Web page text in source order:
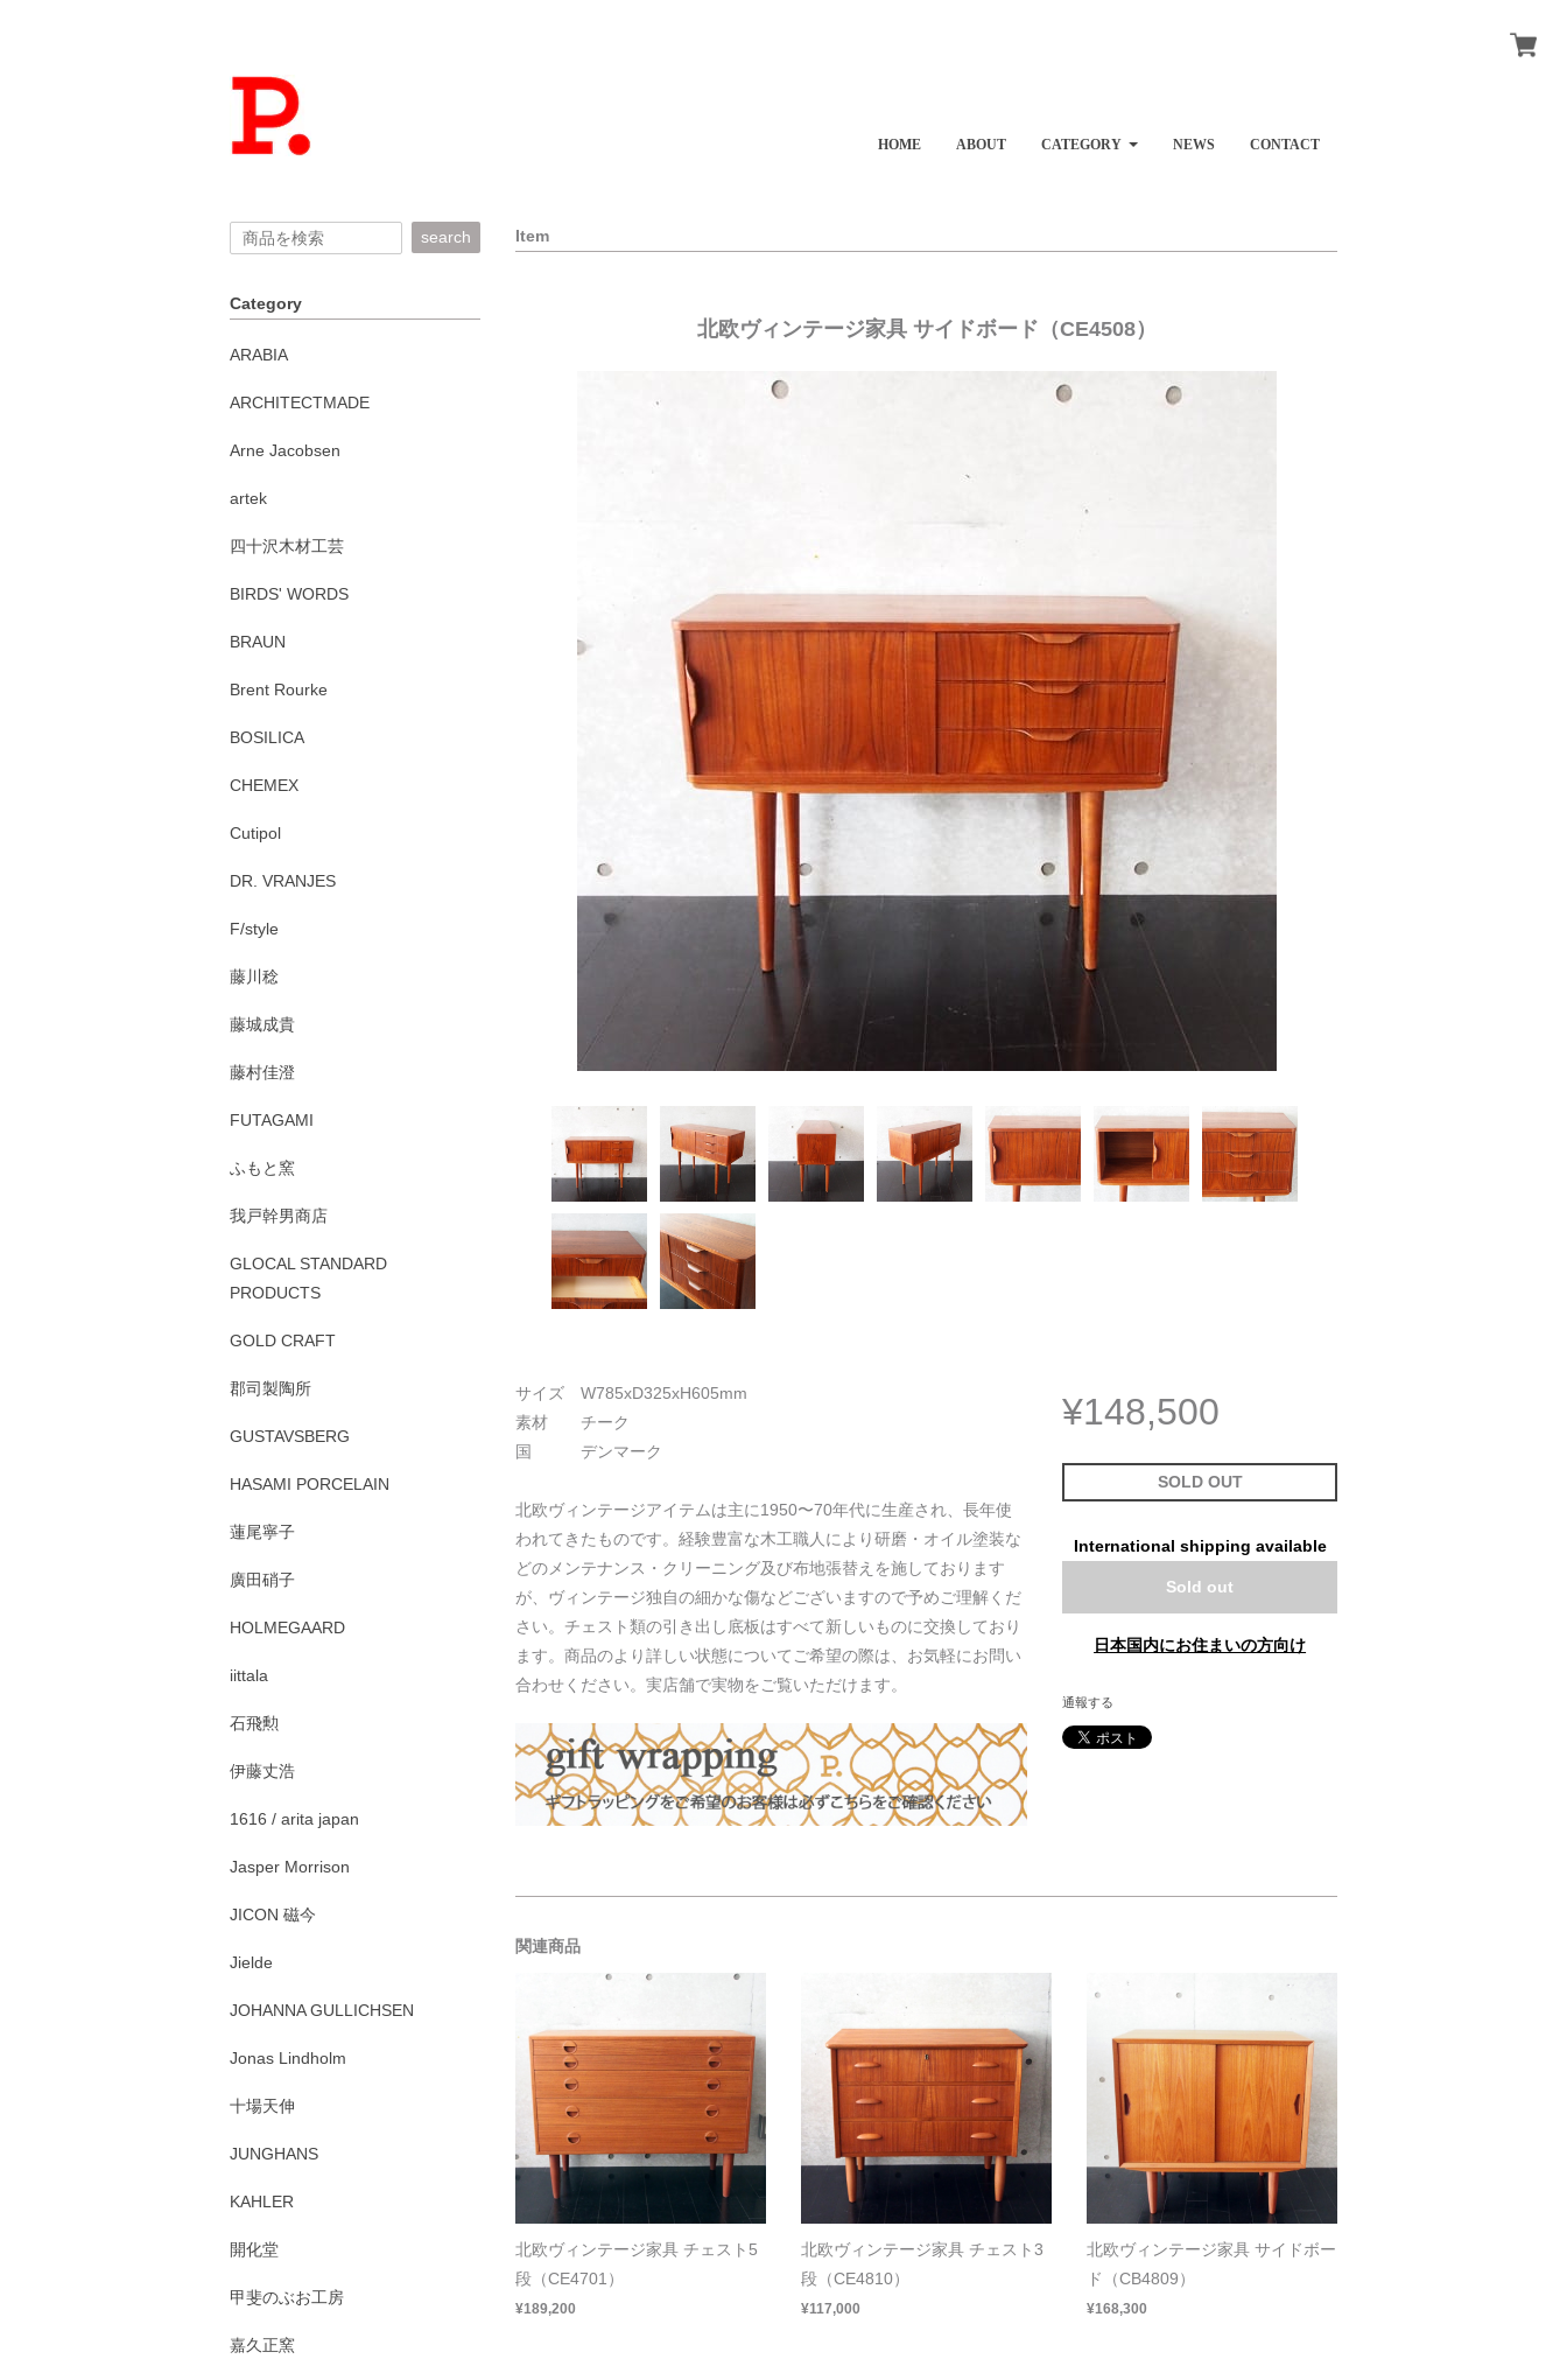
HOME ABOUT CATEGORY NEWS CONTACT
Item
北欧ヴィンテージ家具 サイドボード（CE4508）
サイズ W785xD325xH605mm
素材 チーク
国 デンマーク
北欧ヴィンテージアイテムは主に1950〜70年代に生産され、長年使
われてきたものです。経験豊富な木工職人により研磨・オイル塗装な
どのメンテナンス・クリーニング及び布地張替えを施しております
が、ヴィンテージ独自の細かな傷などございますので予めご理解くだ
さい。チェスト類の引き出し底板はすべて新しいものに交換しており
ます。商品のより詳しい状態についてご希望の際は、お気軽にお問い
合わせください。実店舗で実物をご覧いただけます。
¥148,500
SOLD OUT
International shipping available
Sold out
日本国内にお住まいの方向け
通報する
関連商品
北欧ヴィンテージ家具 チェスト5
段（CE4701）
¥189,200
北欧ヴィンテージ家具 チェスト3
段（CE4810）
¥117,000
北欧ヴィンテージ家具 サイドボー
ド（CB4809）
¥168,300
search
Category
ARABIA
ARCHITECTMADE
Arne Jacobsen
artek
四十沢木材工芸
BIRDS' WORDS
BRAUN
Brent Rourke
BOSILICA
CHEMEX
Cutipol
DR. VRANJES
F/style
藤川稔
藤城成貴
藤村佳澄
FUTAGAMI
ふもと窯
我戸幹男商店
GLOCAL STANDARD
PRODUCTS
GOLD CRAFT
郡司製陶所
GUSTAVSBERG
HASAMI PORCELAIN
蓮尾寧子
廣田硝子
HOLMEGAARD
iittala
石飛勲
伊藤丈浩
1616 / arita japan
Jasper Morrison
JICON 磁今
Jielde
JOHANNA GULLICHSEN
Jonas Lindholm
十場天伸
JUNGHANS
KAHLER
開化堂
甲斐のぶお工房
嘉久正窯